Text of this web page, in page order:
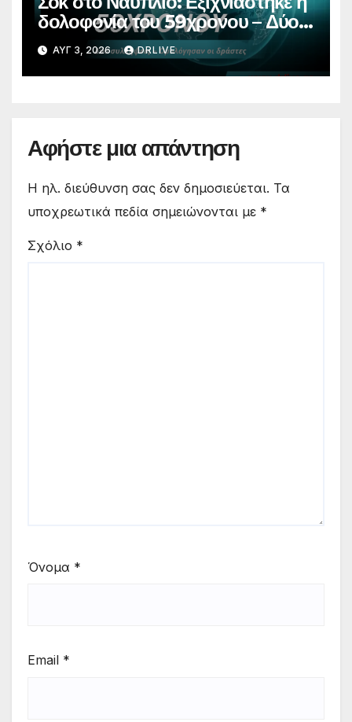
δολοφονία του 59χρονου – Δύο
συλλήψεις, ομολόγησαν οι
δράστες
ΑΥΓ 3, 2026 DRLIVE
Αφήστε μια απάντηση
Η ηλ. διεύθυνση σας δεν δημοσιεύεται. Τα
υποχρεωτικά πεδία σημειώνονται με *
Σχόλιο *
Όνομα *
Email *